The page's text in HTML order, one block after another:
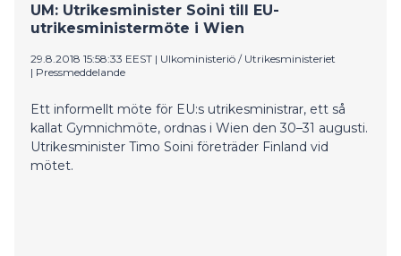
UM: Utrikesminister Soini till EU-
utrikesministermöte i Wien
29.8.2018 15:58:33 EEST | Ulkoministeriö / Utrikesministeriet
| Pressmeddelande
Ett informellt möte för EU:s utrikesministrar, ett så
kallat Gymnichmöte, ordnas i Wien den 30–31 augusti.
Utrikesminister Timo Soini företräder Finland vid
mötet.